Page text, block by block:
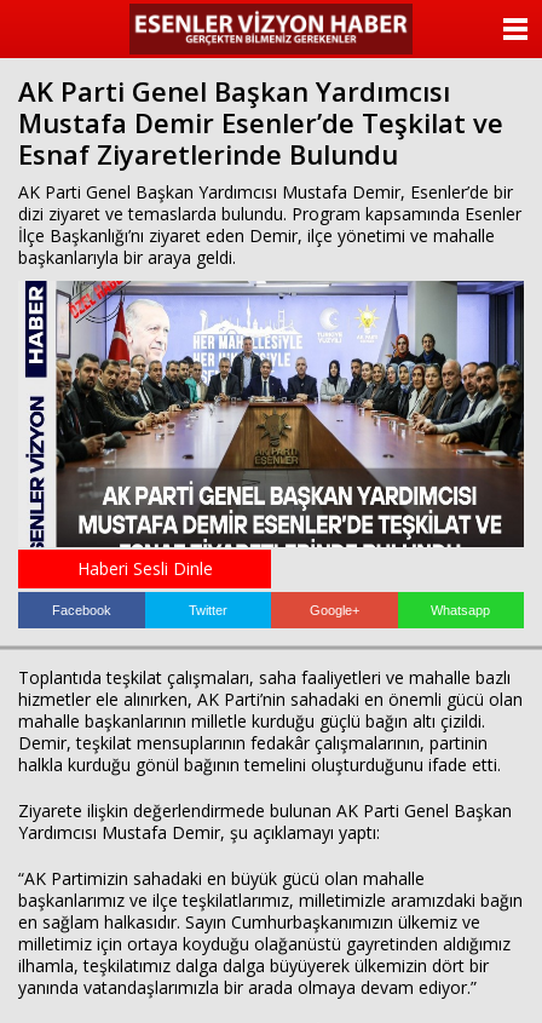
AK Parti Genel Başkan Yardımcısı
Mustafa Demir Esenler’de Teşkilat ve
Esnaf Ziyaretlerinde Bulundu
AK Parti Genel Başkan Yardımcısı Mustafa Demir, Esenler’de bir
dizi ziyaret ve temaslarda bulundu. Program kapsamında Esenler
İlçe Başkanlığı’nı ziyaret eden Demir, ilçe yönetimi ve mahalle
başkanlarıyla bir araya geldi.
Haberi Sesli Dinle
Facebook Twitter Google+ Whatsapp
Toplantıda teşkilat çalışmaları, saha faaliyetleri ve mahalle bazlı
hizmetler ele alınırken, AK Parti’nin sahadaki en önemli gücü olan
mahalle başkanlarının milletle kurduğu güçlü bağın altı çizildi.
Demir, teşkilat mensuplarının fedakâr çalışmalarının, partinin
halkla kurduğu gönül bağının temelini oluşturduğunu ifade etti.
Ziyarete ilişkin değerlendirmede bulunan AK Parti Genel Başkan
Yardımcısı Mustafa Demir, şu açıklamayı yaptı:
“AK Partimizin sahadaki en büyük gücü olan mahalle
başkanlarımız ve ilçe teşkilatlarımız, milletimizle aramızdaki bağın
en sağlam halkasıdır. Sayın Cumhurbaşkanımızın ülkemiz ve
milletimiz için ortaya koyduğu olağanüstü gayretinden aldığımız
ilhamla, teşkilatımız dalga dalga büyüyerek ülkemizin dört bir
yanında vatandaşlarımızla bir arada olmaya devam ediyor.”
ANASAYFA
KATEGORİLER
YAZARLAR
ANKETLER
VİDEO GALERİ
KÜNYE
İLETİŞİM
Haberin Doğru Adresi.